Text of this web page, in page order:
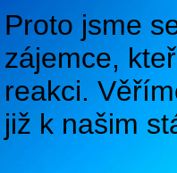
Proto jsme
zájemce,
reakci.
již k našim